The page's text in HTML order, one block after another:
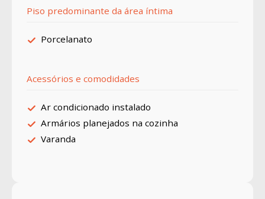
Piso predominante da área íntima
Porcelanato
Acessórios e comodidades
Ar condicionado instalado
Armários planejados na cozinha
Varanda